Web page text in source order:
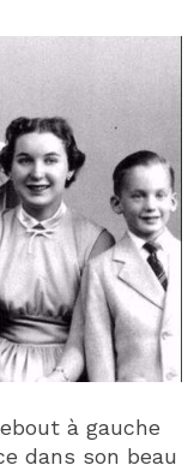
à gauche
dans son beau